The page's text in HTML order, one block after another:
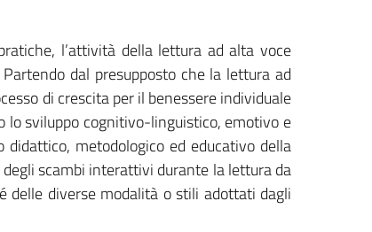
l’attività della lettura ad alta voce
dal presupposto che la lettura ad
di crescita per il benessere individuale
lo sviluppo cognitivo-linguistico, emotivo e
metodologico ed educativo della
scambi interattivi durante la lettura da
delle diverse modalità o stili adottati dagli